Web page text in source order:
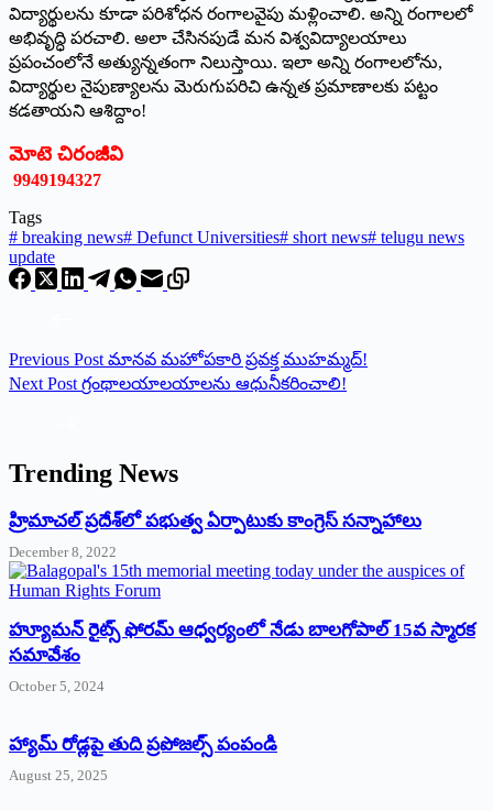
విద్యార్థులను కూడా పరిశోధన రంగాలవైపు మళ్లించాలి. అన్ని రంగాలలో
అభివృద్ధి పరచాలి. అలా చేసినపుడే మన విశ్వవిద్యాలయాలు
ప్రపంచంలోనే అత్యున్నతంగా నిలుస్తాయి. ఇలా అన్ని రంగాలలోను,
విద్యార్థుల నైపుణ్యాలను మెరుగుపరిచి ఉన్నత ప్రమాణాలకు పట్టం
కడతాయని ఆశిద్దాం!
మోటె చిరంజీవి
9949194327
Tags
# breaking news# Defunct Universities# short news# telugu news
update
Previous Post మానవ మహోపకారి ప్రవక్త ముహమ్మద్‌!
Next Post గ్రంథాలయాలయాలను ఆధునీకరించాలి!
Trending News
‌హ్రిమాచల్‌ ‌ప్రదేశ్‌లో పభుత్వ ఏర్పాటుకు కాంగ్రెస్‌ ‌సన్నాహాలు
December 8, 2022
హ్యూమన్‌ రైట్స్‌ ఫోరమ్‌ ఆధ్వర్యంలో నేడు బాలగోపాల్‌ 15వ స్మారక
సమావేశం
October 5, 2024
హ్యామ్‌ రోడ్లపై తుది ప్రపోజల్స్‌ పంపండి
August 25, 2025